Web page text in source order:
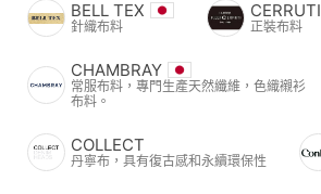
BELL TEX
針織布料
CERRUTI
正裝布料
CHAMBRAY
常服布料，專門生產天然纖維，色織襯衫
布料。
COLLECT
丹寧布，具有復古感和永續環保性